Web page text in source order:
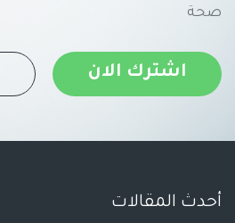
صحة
اشترك الان
أحدث المقالات